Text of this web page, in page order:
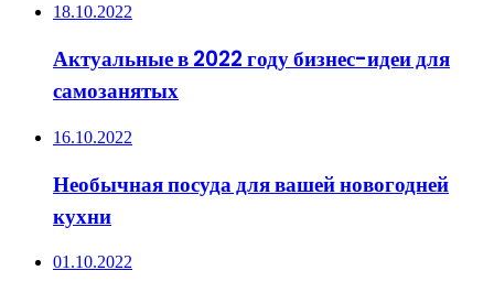
18.10.2022
Актуальные в 2022 году бизнес-идеи для
самозанятых
16.10.2022
Необычная посуда для вашей новогодней
кухни
01.10.2022